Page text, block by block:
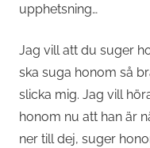
upphetsning…
Jag vill att du suger
ska suga honom så
slicka mig. Jag vill
honom nu att han är
ner till dej, suger